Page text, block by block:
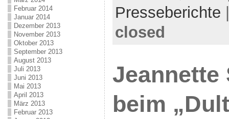
Februar 2014
Januar 2014
Dezember 2013
November 2013
Oktober 2013
September 2013
August 2013
Juli 2013
Juni 2013
Mai 2013
April 2013
März 2013
Februar 2013
Presseberichte
closed
Jeannette
beim